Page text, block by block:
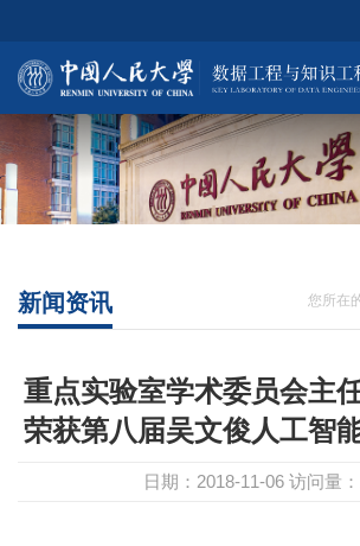
您所在
新闻资讯
重点实验室学术委员会主
荣获第八届吴文俊人工智
日期：2018-11-06 访问量：